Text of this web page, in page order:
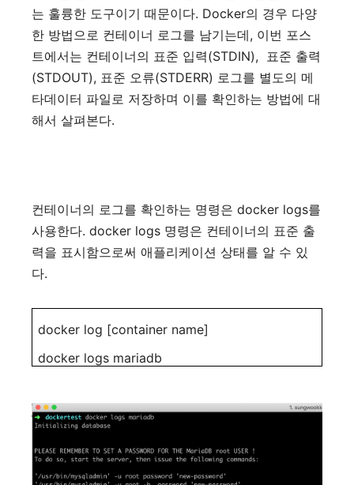
는 훌륭한 도구이기 때문이다. Docker의 경우 다양
한 방법으로 컨테이너 로그를 남기는데 , 이번 포스
트에서는 컨테이너의 표준 입력(STDIN), 표준 출력
(STDOUT), 표준 오류(STDERR) 로그를 별도의 메
타데이터 파일로 저장하며 이를 확인하는 방법에 대
해서 살펴본다.
컨테이너의 로그를 확인하는 명령은 docker logs를
사용한다. docker logs 명령은 컨테이너의 표준 출
력을 표시함으로써 애플리케이션 상태를 알 수 있
다.
docker log [container name]
docker logs mariadb